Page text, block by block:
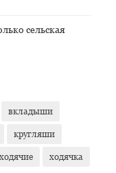
сельская
вкладыши
кругляши
ходячие ходячка